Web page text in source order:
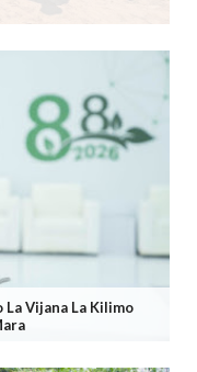
Vijana La Kilimo